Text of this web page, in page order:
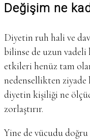
Değişim ne
Diyetin ruh hali ve
bilinse de uzun
etkileri henüz tam
nedensellikten
diyetin kişiliği ne
zorlaştırır.
Yine de vücudu